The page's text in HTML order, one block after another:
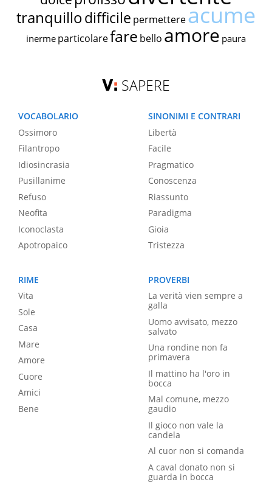
tranquillodifficile permettereacume
inerme particolarefare bello amore paura
SAPERE
VOCABOLARIO
Ossimoro
Filantropo
Idiosincrasia
Pusillanime
Refuso
Neofita
Iconoclasta
Apotropaico
SINONIMI E CONTRARI
Libertà
Facile
Pragmatico
Conoscenza
Riassunto
Paradigma
Gioia
Tristezza
RIME
Vita
Sole
Casa
Mare
Amore
Cuore
Amici
Bene
PROVERBI
La verità vien sempre a
galla
Uomo avvisato, mezzo
salvato
Una rondine non fa
primavera
Il mattino ha l'oro in
bocca
Mal comune, mezzo
gaudio
Il gioco non vale la
candela
Al cuor non si comanda
A caval donato non si
guarda in bocca